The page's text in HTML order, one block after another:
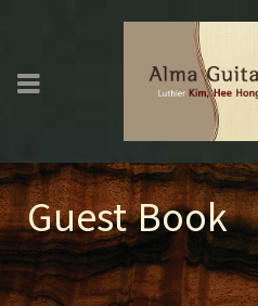
Guest Book